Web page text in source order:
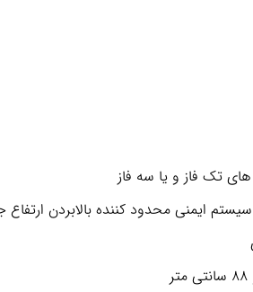
تک فاز و یا سه فاز
ایمنی محدود کننده بالابردن